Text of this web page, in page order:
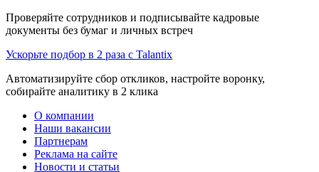
Проверяйте сотрудников и подписывайте кадровые
документы без бумаг и личных встреч
Ускорьте подбор в 2 раза с Talantix
Автоматизируйте сбор откликов, настройте воронку,
собирайте аналитику в 2 клика
О компании
Наши вакансии
Партнерам
Реклама на сайте
Новости и статьи